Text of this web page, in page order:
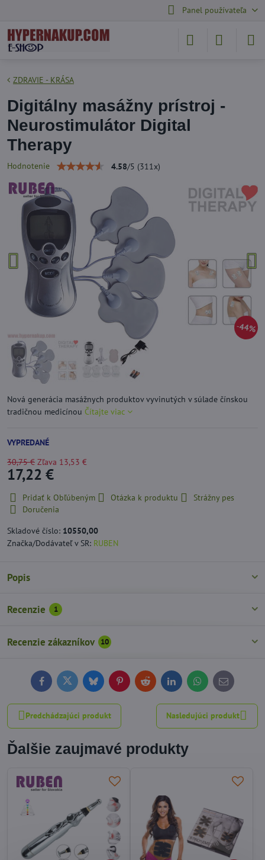
Panel používateľa
44%
ZDRAVIE - KRÁSA
Digitálny masážny prístroj -
Neurostimulátor Digital
Therapy
Hodnotenie 4.58/5 (311 x)
Nová generácia masážnych produktov vyvinutých v súlade čínskou
tradičnou medicínou Čítajte viac
VYPREDANÉ
30,75 € Zľava 13,53 €
17,22 €
Pridať k Obľúbeným Otázka k produktu
Strážny pes
Doručenia
Skladové číslo: 10550,00
Značka/Dodávateľ v SR: RUBEN
Popis
Recenzie 1
Recenzie zákazníkov 10
FacebookTwitterBlueskyPinterestReddit LinkedInWhatsApp
E-
mail
Predchádzajúci produkt Nasledujúci produkt
Ďalšie zaujmavé produkty